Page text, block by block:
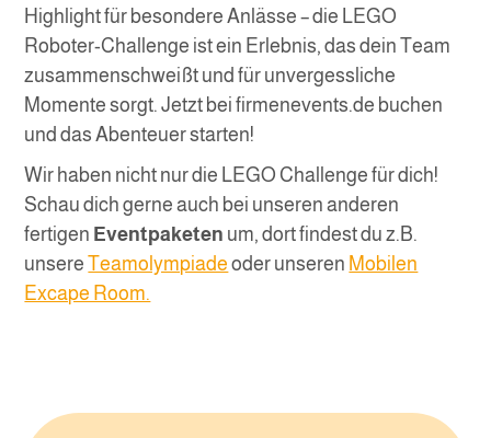
Highlight für besondere Anlässe – die LEGO
Roboter-Challenge ist ein Erlebnis, das dein Team
zusammenschweißt und für unvergessliche
Momente sorgt. Jetzt bei firmenevents.de buchen
und das Abenteuer starten!
Wir haben nicht nur die LEGO Challenge für dich!
Schau dich gerne auch bei unseren anderen
fertigen Eventpaketen um, dort findest du z.B.
unsereTeamolympiade oder unseren Mobilen
Excape Room.